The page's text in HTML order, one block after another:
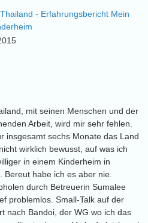
- Erfahrungsbericht Mein
mit seinen Menschen und der
Arbeit, wird mir sehr fehlen.
insgesamt sechs Monate das Land
wirklich bewusst, auf was ich
in einem Kinderheim in
habe ich es aber nie.
durch Betreuerin Sumalee
problemlos. Small-Talk auf der
nach Bandoi, der WG wo ich das